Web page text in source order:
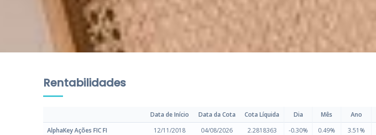
Rentabilidades
Data de Início Data da Cota Cota Líquida Dia Mês Ano
AlphaKey Ações FIC FI
12/11/2018 04/08/2026 2.2818363 -0.30% 0.49% 3.51%